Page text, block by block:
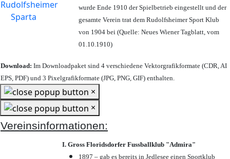
wurde Ende 1910 der Spielbetrieb eingestellt und der
gesamte Verein trat dem Rudolfsheimer Sport Klub
von 1904 bei (Quelle: Neues Wiener Tagblatt, vom
01.10.1910)
Download: Im Downloadpaket sind 4 verschiedene Vektorgrafikformate (CDR, AI
EPS, PDF) und 3 Pixelgrafikformate (JPG, PNG, GIF) enthalten.
×
×
Vereinsinformationen:
I. Gross Floridsdorfer Fussballklub "Admira"
1897 – gab es bereits in Jedlesee einen Sportklub